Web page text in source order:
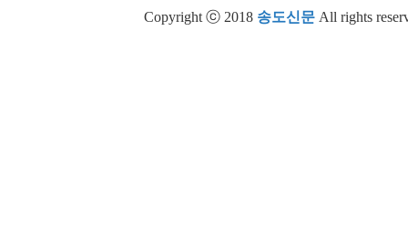
Copyright ⓒ 2018 송도신문 All rights